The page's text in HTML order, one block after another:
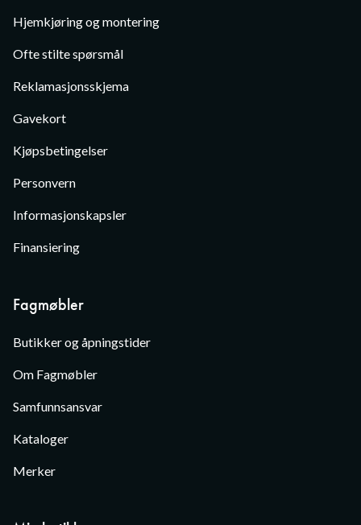
Hjemkjøring og montering
Ofte stilte spørsmål
Reklamasjonsskjema
Gavekort
Kjøpsbetingelser
Personvern
Informasjonskapsler
Finansiering
Fagmøbler
Butikker og åpningstider
Om Fagmøbler
Samfunnsansvar
Kataloger
Merker